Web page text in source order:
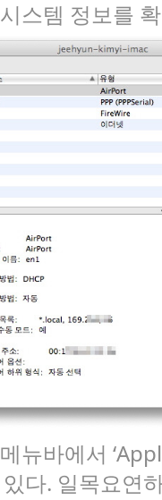
시스템 정보를
메뉴바에서
있다. 일목요연